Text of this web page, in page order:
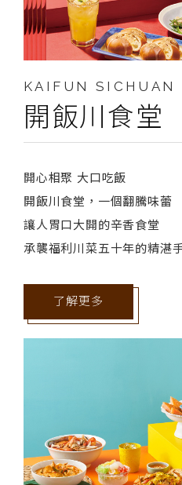
KAIFUN SICHUAN
開飯川食堂
開心相聚 大口吃飯
開飯川食堂，一個翻騰味蕾
讓人胃口大開的辛香食堂
承襲福利川菜五十年的精湛
了解更多